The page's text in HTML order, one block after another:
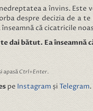
a învins.
despre decizia de a
că cicatricile
dai bătut. Ea înseamnă
apasă Ctrl+Enter.
pe Instagram și Telegram.